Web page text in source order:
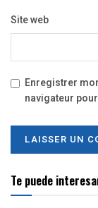
Site web
Enregistrer
navigateur
Te puede